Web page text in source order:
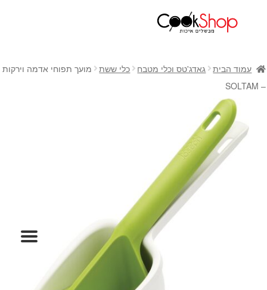
חנות
כלי בישול
סירים
מחבתות
כלי הגשה ואירוח
מוצרי חשמל למטבח
גאדג'טס וכלי מטבח
אחסון למטבח
עמוד הבית גאדג'טס וכלי מטבח כלי ששת
מועך תפוחי אדמה וירקות
– SOLTAM